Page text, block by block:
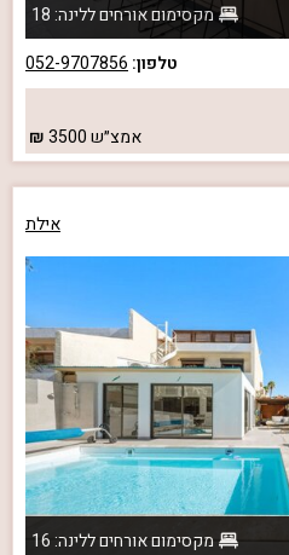
מקסימום אורחים ללינה: 18
טלפון: 052-9707856
אמצ״ש3500
אילת
מקסימום אורחים ללינה: 16